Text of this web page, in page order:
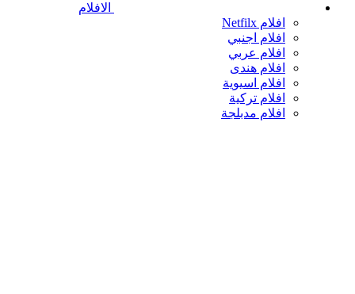
الافلام
افلام Netfilx
افلام اجنبي
افلام عربي
افلام هندى
افلام اسيوية
افلام تركية
افلام مدبلجة